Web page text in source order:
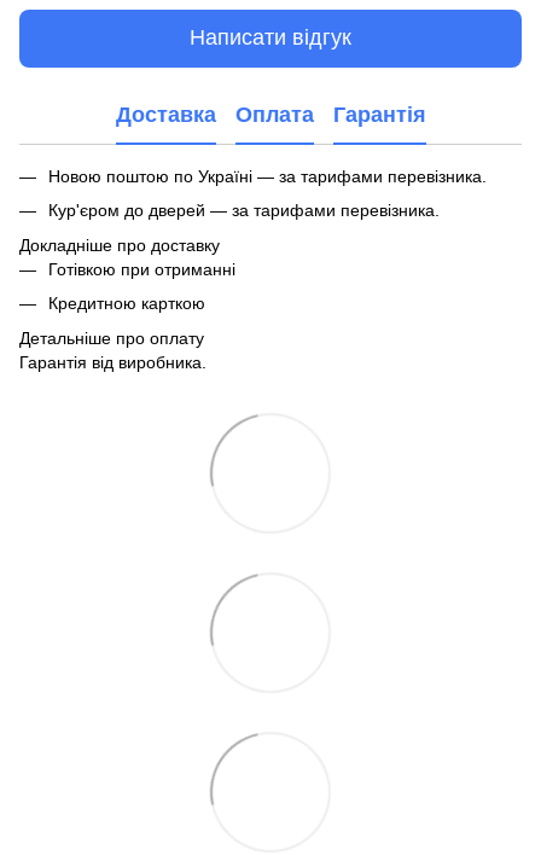
Написати відгук
Доставка Оплата Гарантія
Новою поштою по Україні — за тарифами перевізника.
Кур'єром до дверей — за тарифами перевізника.
Докладніше про доставку
Готівкою при отриманні
Кредитною карткою
Детальніше про оплату
Гарантія від виробника.